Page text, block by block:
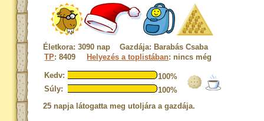
Életkora: 3090 nap Gazdája: Barabás Csaba
TP: 8409 Helyezés a toplistában: nincs még
Kedv:
100%
Súly:
100%
25 napja látogatta meg utoljára a gazdája.